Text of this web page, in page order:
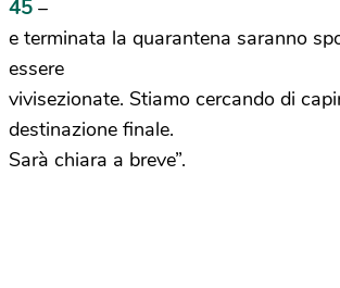
45 –
e terminata la quarantena saranno
essere
vivisezionate. Stiamo cercando di
destinazione finale.
Sarà chiara a breve”.